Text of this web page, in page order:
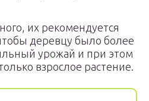
их рекомендуется
деревцу было более
урожай и при этом
взрослое растение.